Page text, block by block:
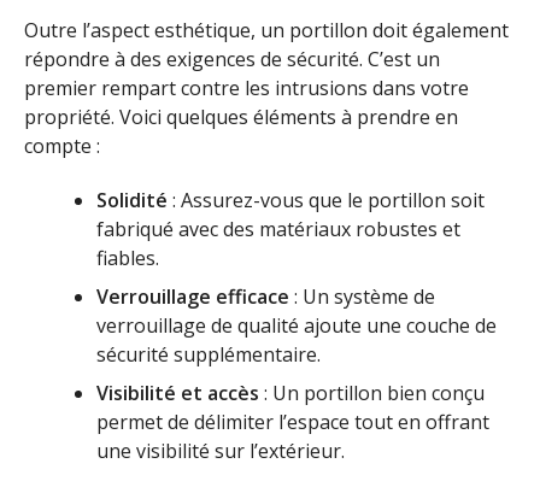
Outre l’aspect esthétique, un portillon doit également
répondre à des exigences de sécurité. C’est un
premier rempart contre les intrusions dans votre
propriété. Voici quelques éléments à prendre en
compte :
Solidité : Assurez-vous que le portillon soit
fabriqué avec des matériaux robustes et
fiables.
Verrouillage efficace : Un système de
verrouillage de qualité ajoute une couche de
sécurité supplémentaire.
Visibilité et accès : Un portillon bien conçu
permet de délimiter l’espace tout en offrant
une visibilité sur l’extérieur.